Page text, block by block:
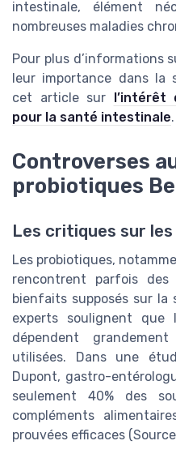
intestinale, élément
nombreuses maladies
Pour plus d’informations
leur importance dans la
cet article sur
l’intérêt
pour la santé intestinale.
Controverses
probiotiques
Les critiques sur
Les probiotiques,
rencontrent parfois
bienfaits supposés sur la
experts soulignent que
dépendent
utilisées. Dans une
Dupont, gastro-
seulement 40% des
compléments
prouvées efficaces